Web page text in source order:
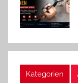
Kategorien